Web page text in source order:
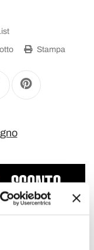
Stampa